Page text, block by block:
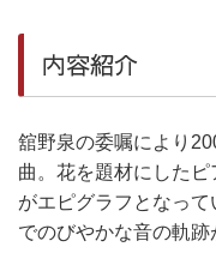
内容紹介
舘野泉の委嘱により
曲。花を題材にした
がエピグラフとなっ
でのびやかな音の軌跡